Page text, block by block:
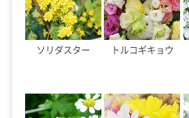
ソリダスター トルコギキョウ